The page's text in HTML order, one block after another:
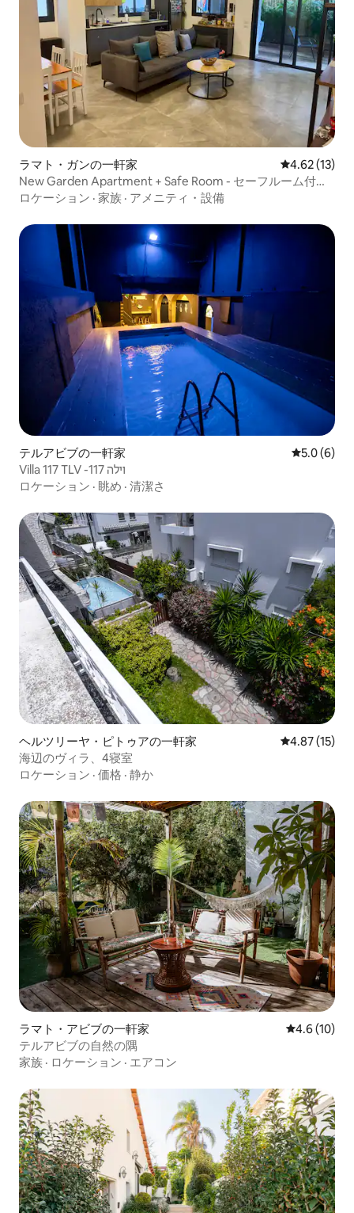
ラマト・ガンの一軒家 レビュー13
4.62 (13)
New Garden Apartment + Safe Room - セーフルーム付き
ガーデンアパートメント
ロケーション · 家族 · アメニティ・設備
テルアビブの一軒家 レビュー6
5.0 (6)
Villa 117 TLV -וילה 117
ロケーション · 眺め · 清潔さ
ヘルツリーヤ・ピトゥアの一軒家 レビュー15
4.87 (15)
海辺のヴィラ、4寝室
ロケーション · 価格 · 静か
ラマト・アビブの一軒家 レビュー10
4.6 (10)
テルアビブの自然の隅
家族 · ロケーション · エアコン